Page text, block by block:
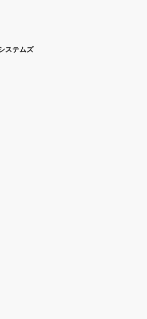
ステムズ